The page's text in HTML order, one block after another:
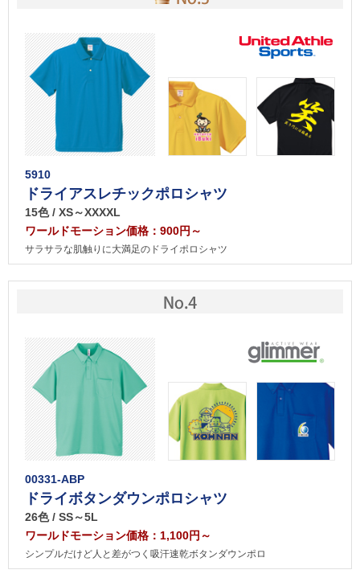
5910
ドライアスレチックポロシャツ
15色 / XS～XXXXL
ワールドモーション価格：900円～
サラサラな肌触りに大満足のドライポロシャツ
00331-ABP
ドライボタンダウンポロシャツ
26色 / SS～5L
ワールドモーション価格：1,100円～
シンプルだけど人と差がつく吸汗速乾ボタンダウンポロ